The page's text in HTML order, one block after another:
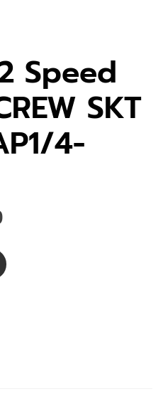
Speed
SKT
4-
is:
฿50.00.